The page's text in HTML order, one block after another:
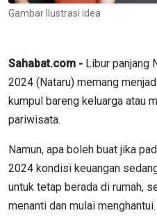
Gambar Ilustrasi idea
Sahabat.com - Libur panjang
2024 (Nataru) memang
kumpul bareng keluarga atau
pariwisata.
Namun, apa boleh buat jika
2024 kondisi keuangan
untuk tetap berada di rumah,
menanti dan mulai menghantui.